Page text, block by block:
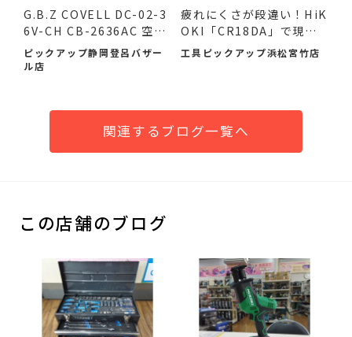
G.B.Z COVELL DC-02-3
6V-CH CB-2636AC 空調
作業服...
ピックアップ静岡登呂バザー
ル店
疲れにくさが段違い！HiK
OKI「CR18DA」で現場
の作...
工具ピックアップ浜松宮竹店
関連するブログ一覧へ
この店舗のブログ